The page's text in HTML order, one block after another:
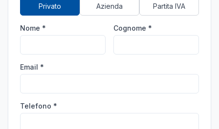
Privato Azienda Partita IVA
Nome * Cognome *
Email *
Telefono *